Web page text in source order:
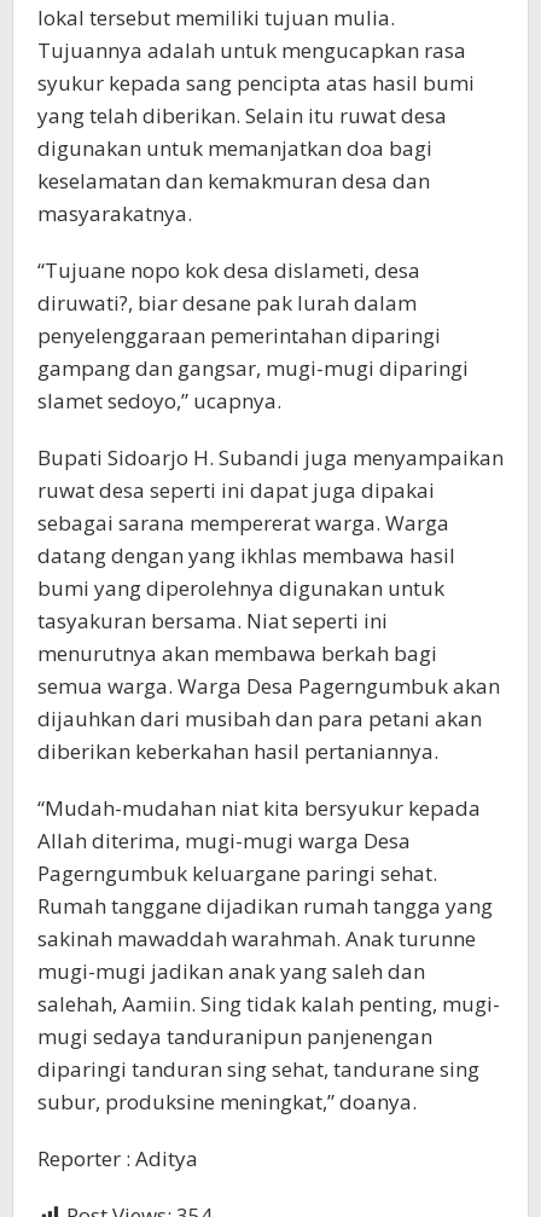
lokal tersebut memiliki tujuan mulia.
Tujuannya adalah untuk mengucapkan rasa
syukur kepada sang pencipta atas hasil bumi
yang telah diberikan. Selain itu ruwat desa
digunakan untuk memanjatkan doa bagi
keselamatan dan kemakmuran desa dan
masyarakatnya.
“Tujuane nopo kok desa dislameti, desa
diruwati?, biar desane pak lurah dalam
penyelenggaraan pemerintahan diparingi
gampang dan gangsar, mugi-mugi diparingi
slamet sedoyo,” ucapnya.
Bupati Sidoarjo H. Subandi juga menyampaikan
ruwat desa seperti ini dapat juga dipakai
sebagai sarana mempererat warga. Warga
datang dengan yang ikhlas membawa hasil
bumi yang diperolehnya digunakan untuk
tasyakuran bersama. Niat seperti ini
menurutnya akan membawa berkah bagi
semua warga. Warga Desa Pagerngumbuk akan
dijauhkan dari musibah dan para petani akan
diberikan keberkahan hasil pertaniannya.
“Mudah-mudahan niat kita bersyukur kepada
Allah diterima, mugi-mugi warga Desa
Pagerngumbuk keluargane paringi sehat.
Rumah tanggane dijadikan rumah tangga yang
sakinah mawaddah warahmah. Anak turunne
mugi-mugi jadikan anak yang saleh dan
salehah, Aamiin. Sing tidak kalah penting, mugi-
mugi sedaya tanduranipun panjenengan
diparingi tanduran sing sehat, tandurane sing
subur, produksine meningkat,” doanya.
Reporter : Aditya